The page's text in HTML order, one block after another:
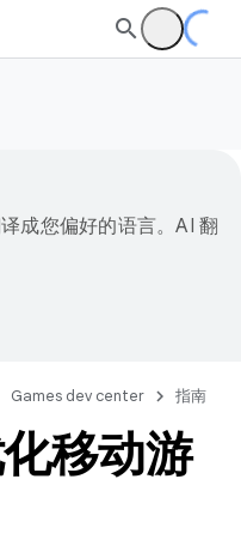
成您偏好的语言。AI 翻
Games dev center 指南
移动游